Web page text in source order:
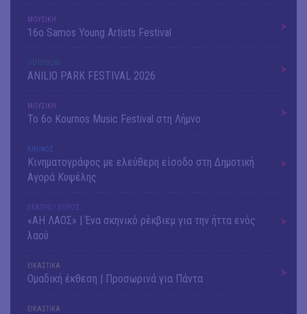
ΜΟΥΣΙΚΗ
16o Samos Young Artists Festival
OUTDΟORS
ANILIO PARK FESTIVAL 2026
ΜΟΥΣΙΚΗ
Το 6ο Kournos Music Festival στη Λήμνο
ΚΙΝ/ΦΟΣ
Κινηματογράφος με ελεύθερη είσοδο στη Δημοτική
Αγορά Κυψέλης
ΘΕΑΤΡΟ / ΧΟΡΟΣ
«ΑΗ ΛΑΟΣ» | Ένα σκηνικό ρέκβιεμ για την ήττα ενός
λαού
ΕΙΚΑΣΤΙΚΑ
Ομαδική έκθεση | Προσωρινά για Πάντα
ΕΙΚΑΣΤΙΚΑ